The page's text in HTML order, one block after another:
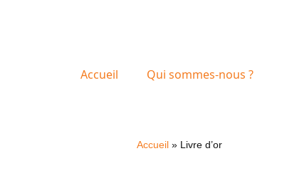
Accueil Qui sommes-nous ?
Accueil » Livre d’or